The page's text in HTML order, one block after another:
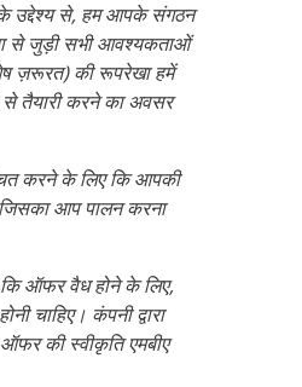
के उद्देश्य से, हम आपके संगठन
से जुड़ी सभी आवश्यकताओं
ज़रूरत) की रूपरेखा हमें
तैयारी करने का अवसर
करने के लिए कि आपकी
आप पालन करना
ऑफर वैध होने के लिए,
चाहिए। कंपनी द्वारा
की स्वीकृति एमबीए